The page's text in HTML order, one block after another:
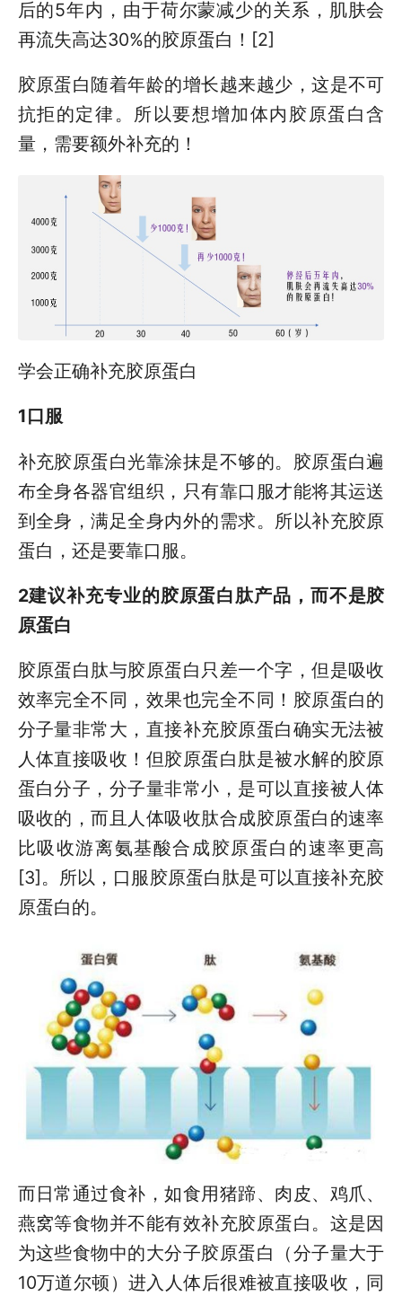
后的5年内，由于荷尔蒙减少的关系，肌肤会
再流失高达30%的胶原蛋白！[2]
胶原蛋白随着年龄的增长越来越少，这是不可
抗拒的定律。所以要想增加体内胶原蛋白含
量，需要额外补充的！
学会正确补充胶原蛋白
1口服
补充胶原蛋白光靠涂抹是不够的。胶原蛋白遍
布全身各器官组织，只有靠口服才能将其运送
到全身，满足全身内外的需求。所以补充胶原
蛋白，还是要靠口服。
2建议补充专业的胶原蛋白肽产品，而不是胶
原蛋白
胶原蛋白肽与胶原蛋白只差一个字，但是吸收
效率完全不同，效果也完全不同！胶原蛋白的
分子量非常大，直接补充胶原蛋白确实无法被
人体直接吸收！但胶原蛋白肽是被水解的胶原
蛋白分子，分子量非常小，是可以直接被人体
吸收的，而且人体吸收肽合成胶原蛋白的速率
比吸收游离氨基酸合成胶原蛋白的速率更高
[3]。所以，口服胶原蛋白肽是可以直接补充胶
原蛋白的。
而日常通过食补，如食用猪蹄、肉皮、鸡爪、
燕窝等食物并不能有效补充胶原蛋白。这是因
为这些食物中的大分子胶原蛋白（分子量大于
10万道尔顿）进入人体后很难被直接吸收，同